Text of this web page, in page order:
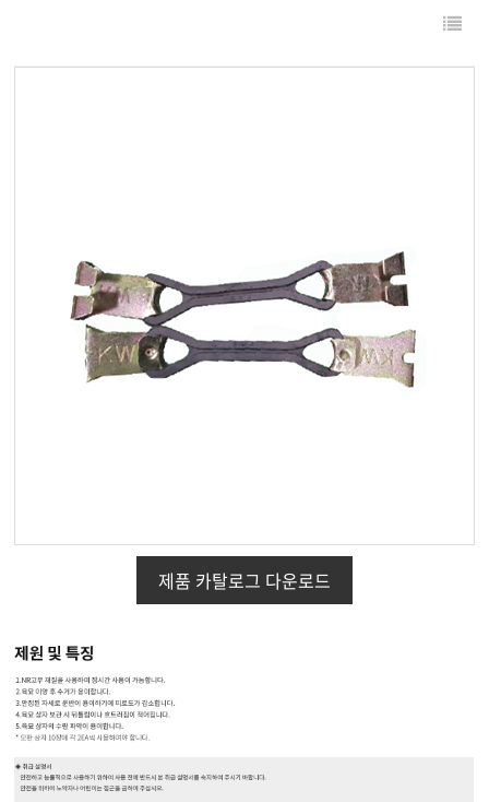
제품 카탈로그 다운로드